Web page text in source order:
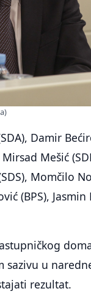
Damir
Mešić
Momčilo
(BPS), Jasmin
sazivu u
rezultat.